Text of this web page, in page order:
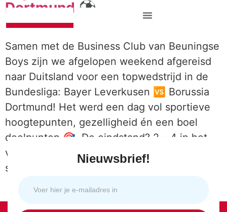
Dortmund ⚽️
Samen met de Business Club van Beuningse
Boys zijn we afgelopen weekend afgereisd
naar Duitsland voor een topwedstrijd in de
Bundesliga: Bayer Leverkusen 🆚 Borussia
Dortmund! Het werd een dag vol sportieve
hoogtepunten, gezelligheid én een boel
doelpunten 🎯. De eindstand? 2 – 4 in het
voordeel van Dortmund. De sfeer in het
stadion zat […]
Nieuwsbrief!